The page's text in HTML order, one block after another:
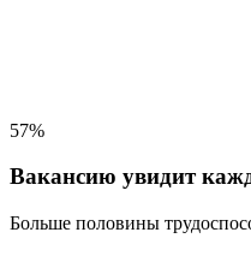
57%
Вакансию увидит
Больше половины